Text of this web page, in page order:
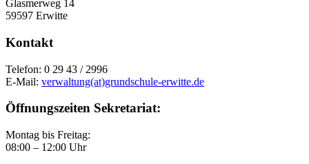
Glasmerweg 14
59597 Erwitte
Kontakt
Telefon: 0 29 43 / 2996
E-Mail: verwaltung(at)grundschule-erwitte.de
Öffnungszeiten Sekretariat:
Montag bis Freitag:
08:00 – 12:00 Uhr